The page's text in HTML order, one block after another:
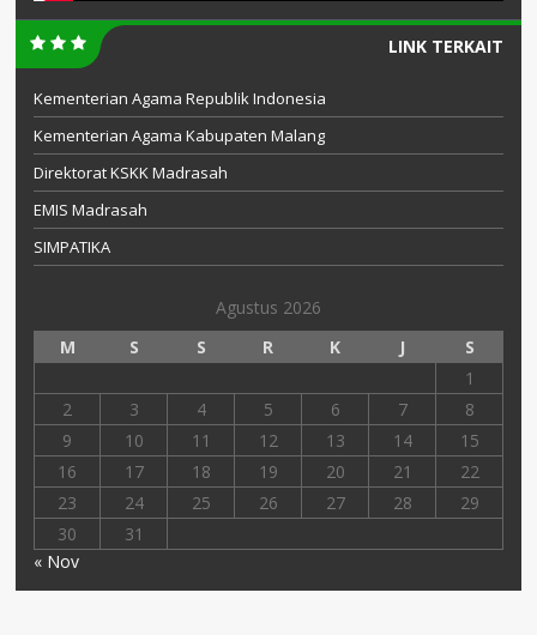
LINK TERKAIT
Kementerian Agama Republik Indonesia
Kementerian Agama Kabupaten Malang
Direktorat KSKK Madrasah
EMIS Madrasah
SIMPATIKA
Agustus 2026
M
S S R K J
S
1
2
3 4 5 6 7
8
9
10 11 12 13 14
15
16
17 18 19 20 21
22
23
24 25 26 27 28
29
30
31
« Nov